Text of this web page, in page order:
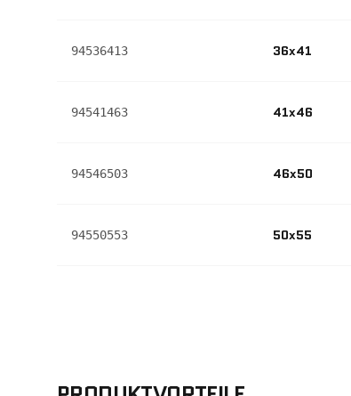
94536413 36x41
94541463 41x46
94546503 46x50
94550553 50x55